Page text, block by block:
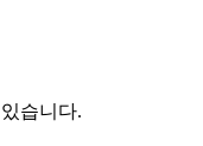
습니다.